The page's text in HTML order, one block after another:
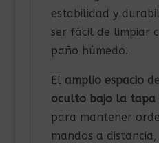
estabilidad y
ser fácil de limpiar
paño húmedo.
El amplio espacio
oculto bajo la tapa
para mantener
mandos a